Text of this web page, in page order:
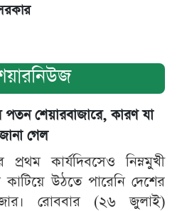
শেয়ারবাজারে, কারণ যা
গেল
প্রথম কার্যদিবসেও নিম্নমুখী
কাটিয়ে উঠতে পারেনি দেশের
রোববার (২৬ জুলাই)